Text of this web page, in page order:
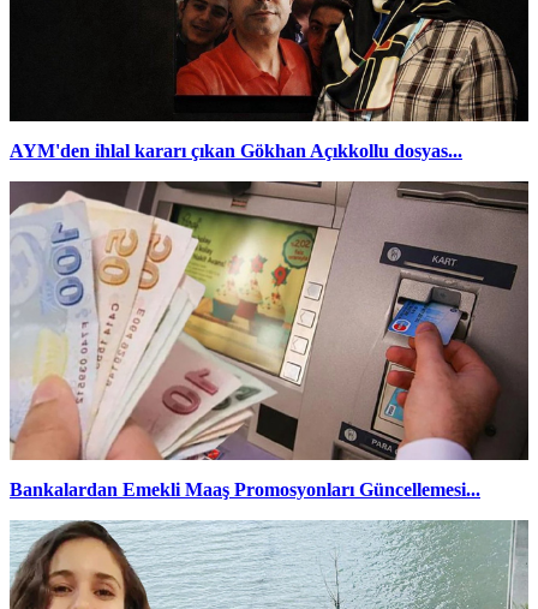
AYM'den ihlal kararı çıkan Gökhan Açıkkollu dosyas...
Bankalardan Emekli Maaş Promosyonları Güncellemesi...